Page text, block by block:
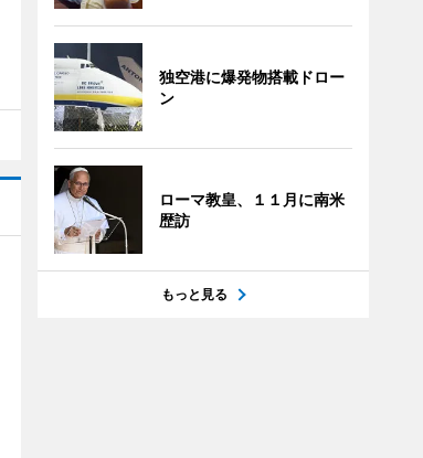
独空港に爆発物搭載ドロー
ン
ローマ教皇、１１月に南米
歴訪
もっと見る